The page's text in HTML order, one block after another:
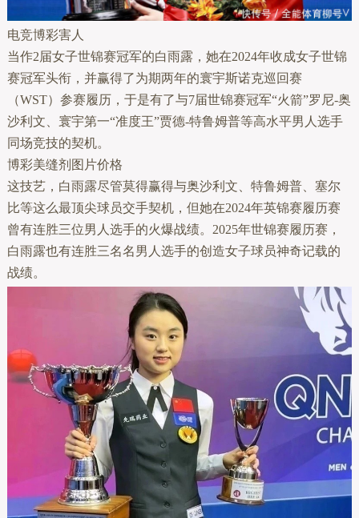
电竞博彩害人
当作2届女子世锦赛冠军的白雨露，她在2024年收成女子世锦
赛冠军头衔，并赢得了为期两年的寰宇斯诺克巡回赛
（WST）参赛履历，于是有了与7届世锦赛冠军“火箭”罗尼-奥
沙利文、寰宇第一“准度王”贾德-特鲁姆普等高水平男人选手
同场竞技的契机。
博彩美缝剂图片价格
这技艺，白雨露尽管莫得赢得与奥沙利文、特鲁姆普、塞尔
比等这么最顶尖球员交手契机，但她在2024年英锦赛履历赛
曾有连胜三位男人选手的火爆战绩。2025年世锦赛履历赛，
白雨露也有连胜三名名男人选手的创造女子球员神奇记载的
战绩。